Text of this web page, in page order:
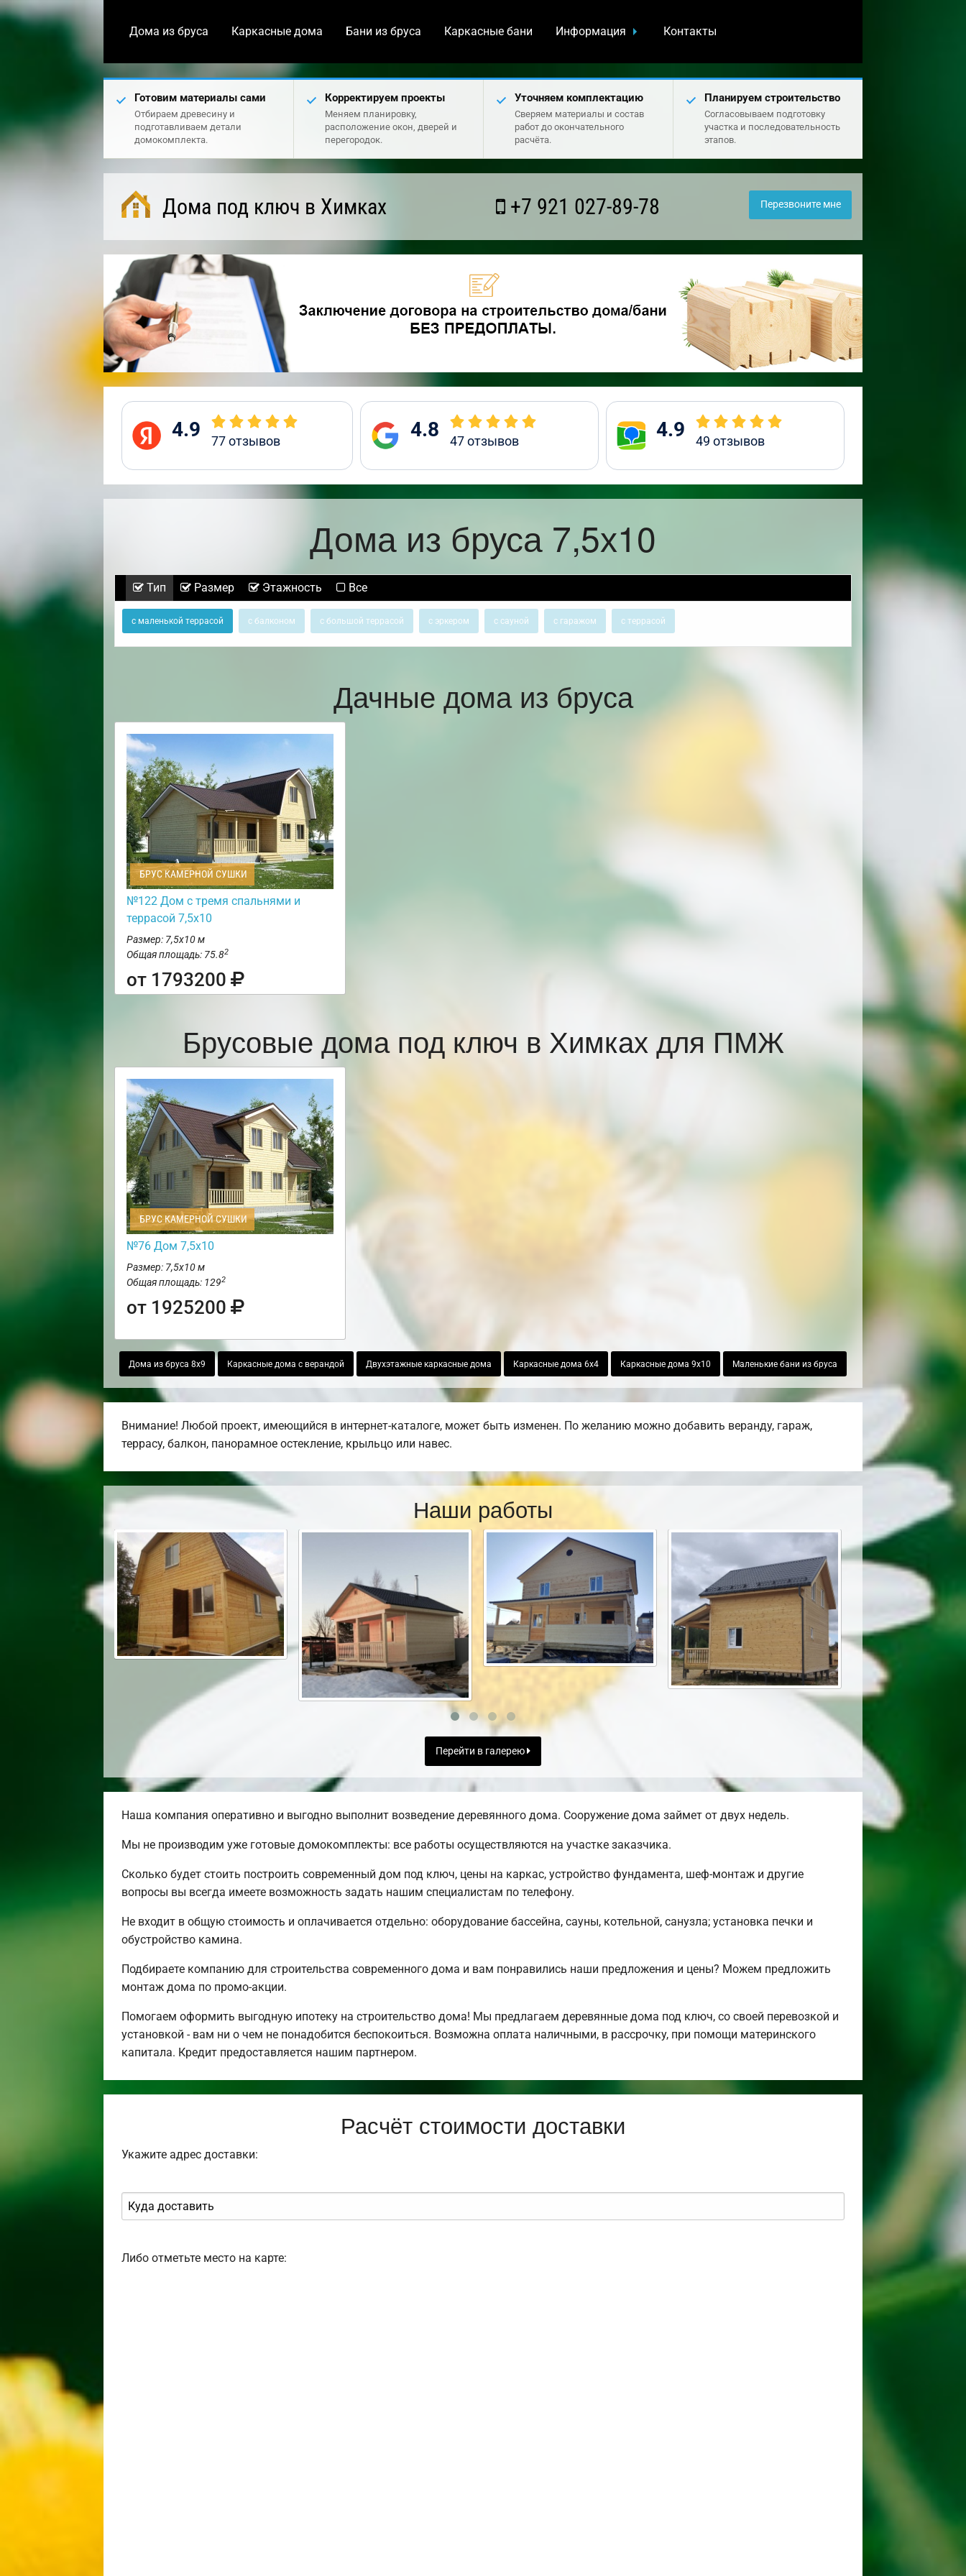
Дома из бруса Каркасные дома Бани из бруса Каркасные бани Информация Контакты
Готовим материалы сами
Отбираем древесину и
подготавливаем детали
домокомплекта.
Корректируем проекты
Меняем планировку,
расположение окон, дверей и
перегородок.
Уточняем комплектацию
Сверяем материалы и состав
работ до окончательного
расчёта.
Планируем строительство
Согласовываем подготовку
участка и последовательность
этапов.
Дома под ключ в Химках +7 921 027-89-78 Перезвоните мне
4.9 77отзывов 4.8 47отзывов 4.9 49 отзывов
Дома из бруса 7,5х10
Тип Размер Этажность Все
с маленькой террасой с балконом с большой террасой с эркером с сауной с гаражом с террасой
Дачные дома из бруса
БРУС КАМЕРНОЙ СУШКИ
№122 Дом с тремя спальнями и
террасой 7,5х10
Размер: 7,5х10 м
Общая площадь: 75.82
от 1793200
Брусовые дома под ключ в Химках для ПМЖ
БРУС КАМЕРНОЙ СУШКИ
№76 Дом 7,5х10
Размер: 7,5х10 м
Общая площадь: 1292
от 1925200
Дома из бруса 8х9 Каркасные дома с верандой Двухэтажные каркасные дома Каркасные дома 6х4 Каркасные дома 9х10 Маленькие бани из бруса
Внимание! Любой проект, имеющийся в интернет-каталоге, может быть изменен. По желанию можно добавить веранду, гараж,
террасу, балкон, панорамное остекление, крыльцо или навес.
Наши работы
Перейти в галерею
Наша компания оперативно и выгодно выполнит возведение деревянного дома. Сооружение дома займет от двух недель.
Мы не производим уже готовые домокомплекты: все работы осуществляются на участке заказчика.
Сколько будет стоить построить современный дом под ключ, цены на каркас, устройство фундамента, шеф-монтаж и другие
вопросы вы всегда имеете возможность задать нашим специалистам по телефону.
Не входит в общую стоимость и оплачивается отдельно: оборудование бассейна, сауны, котельной, санузла; установка печки и
обустройство камина.
Подбираете компанию для строительства современного дома и вам понравились наши предложения и цены? Можем предложить
монтаж дома по промо-акции.
Помогаем оформить выгодную ипотеку на строительство дома! Мы предлагаем деревянные дома под ключ, со своей перевозкой и
установкой - вам ни о чем не понадобится беспокоиться. Возможна оплата наличными, в рассрочку, при помощи материнского
капитала. Кредит предоставляется нашим партнером.
Расчёт стоимости доставки
Укажите адрес доставки:
Либо отметьте место на карте: